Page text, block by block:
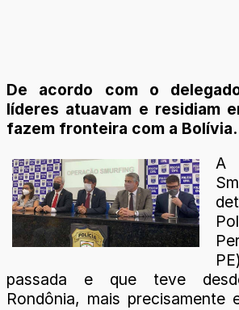
De acordo com o
líderes atuavam e residiam
fazem fronteira com a Bolívia.
A
passada e que teve
Rondônia, mais precisamente